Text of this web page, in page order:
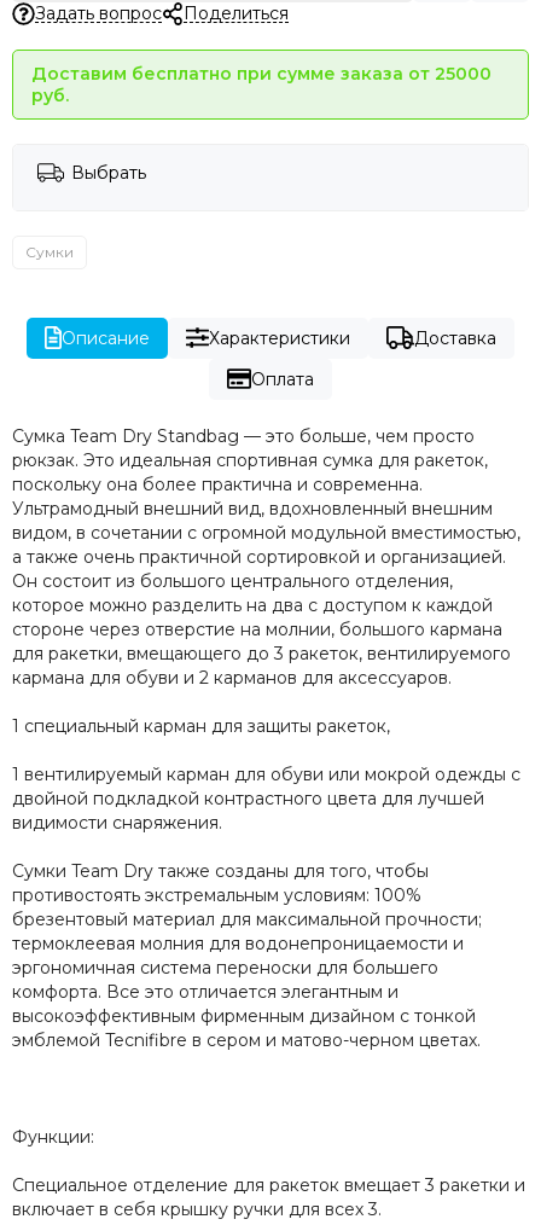
Задать вопрос Поделиться
Доставим бесплатно при сумме заказа от 25000
руб.
Выбрать
Сумки
Описание Характеристики
Доставка
Оплата
Сумка Team Dry Standbag — это больше, чем просто
рюкзак. Это идеальная спортивная сумка для ракеток,
поскольку она более практична и современна.
Ультрамодный внешний вид, вдохновленный внешним
видом, в сочетании с огромной модульной вместимостью,
а также очень практичной сортировкой и организацией.
Он состоит из большого центрального отделения,
которое можно разделить на два с доступом к каждой
стороне через отверстие на молнии, большого кармана
для ракетки, вмещающего до 3 ракеток, вентилируемого
кармана для обуви и 2 карманов для аксессуаров.
1 специальный карман для защиты ракеток,
1 вентилируемый карман для обуви или мокрой одежды с
двойной подкладкой контрастного цвета для лучшей
видимости снаряжения.
Сумки Team Dry также созданы для того, чтобы
противостоять экстремальным условиям: 100%
брезентовый материал для максимальной прочности;
термоклеевая молния для водонепроницаемости и
эргономичная система переноски для большего
комфорта. Все это отличается элегантным и
высокоэффективным фирменным дизайном с тонкой
эмблемой Tecnifibre в сером и матово-черном цветах.
Функции:
Специальное отделение для ракеток вмещает 3 ракетки и
включает в себя крышку ручки для всех 3.